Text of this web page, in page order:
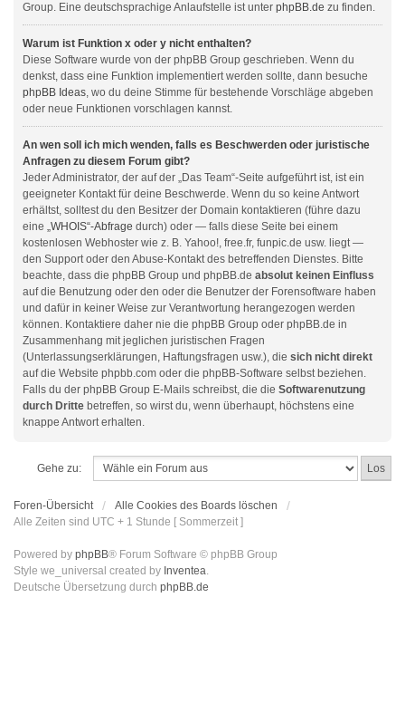
Group. Eine deutschsprachige Anlaufstelle ist unter phpBB.de zu finden.
Warum ist Funktion x oder y nicht enthalten?
Diese Software wurde von der phpBB Group geschrieben. Wenn du
denkst, dass eine Funktion implementiert werden sollte, dann besuche
phpBB Ideas, wo du deine Stimme für bestehende Vorschläge abgeben
oder neue Funktionen vorschlagen kannst.
An wen soll ich mich wenden, falls es Beschwerden oder juristische
Anfragen zu diesem Forum gibt?
Jeder Administrator, der auf der „Das Team“-Seite aufgeführt ist, ist ein
geeigneter Kontakt für deine Beschwerde. Wenn du so keine Antwort
erhältst, solltest du den Besitzer der Domain kontaktieren (führe dazu
eine „WHOIS“-Abfrage durch) oder — falls diese Seite bei einem
kostenlosen Webhoster wie z. B. Yahoo!, free.fr, funpic.de usw. liegt —
den Support oder den Abuse-Kontakt des betreffenden Dienstes. Bitte
beachte, dass die phpBB Group und phpBB.de absolut keinen Einfluss
auf die Benutzung oder den oder die Benutzer der Forensoftware haben
und dafür in keiner Weise zur Verantwortung herangezogen werden
können. Kontaktiere daher nie die phpBB Group oder phpBB.de in
Zusammenhang mit jeglichen juristischen Fragen
(Unterlassungserklärungen, Haftungsfragen usw.), die sich nicht direkt
auf die Website phpbb.com oder die phpBB-Software selbst beziehen.
Falls du der phpBB Group E-Mails schreibst, die die Softwarenutzung
durch Dritte betreffen, so wirst du, wenn überhaupt, höchstens eine
knappe Antwort erhalten.
Gehe zu:
Foren-Übersicht
Alle Cookies des Boards löschen
Alle Zeiten sind UTC + 1 Stunde [ Sommerzeit ]
Powered by phpBB® Forum Software © phpBB Group
Style we_universal created by Inventea.
Deutsche Übersetzung durch phpBB.de